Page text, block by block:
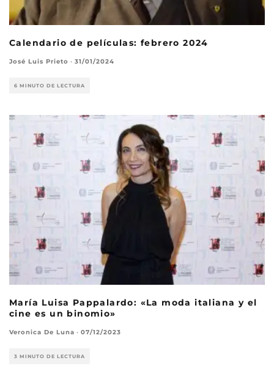
Calendario de películas: febrero 2024
José Luis Prieto · 31/01/2024
6 MINUTO DE LECTURA
María Luisa Pappalardo: «La moda italiana y el
cine es un binomio»
Veronica De Luna · 07/12/2023
3 MINUTO DE LECTURA